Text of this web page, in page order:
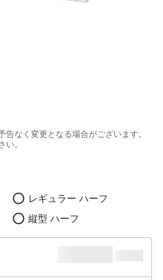
なく変更となる場合がございます。
い。
レギュラー ハーフ
縦型 ハーフ